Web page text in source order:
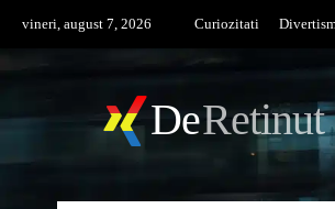
vineri, august 7, 2026 Curiozitati
DeRetinut